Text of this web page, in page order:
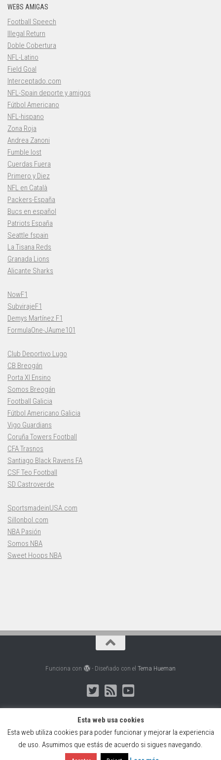
WEBS AMIGAS
Football Speech
Illegal Return
Doble Cobertura
NFL-Latino
Field Goal
Interceptado.com
NFL-Spain deporte y amigos
Fútbol Americano
NFL-hispano
Zona Roja
Andrea Zanoni
Fumble lost
Cuerdas Fuera
Primero y Diez
NFL en Català
Packers-España
Bucs en español
Patriots España
Seattle fspain
La Tisana Reds
Granada Lions
Alicante Sharks
NowF1
SubvirajeF1
Demys Martínez F1
FormulaOne-JAume101
Club Deportivo Lugo
CB Breogán
Porta XI Ensino
Somos Breogán
Football Galicia
Fútbol Americano Galicia
Vigo Guardians
Coruña Towers Football
CFA Trasnos
Santiago Black Ravens FA
CSF Teo Football
SD Castroverde
SportsmadeinUSA.com
Sillonbol.com
NBA Pasión
Somos NBA
Sweet Hoops NBA
Funciona con - Diseñado con el Tema Hueman
Web creada, alojada y mantenida por Café Dixital SL - 2026.
Visítanos enhttps://cafedixital.como ponte en contacto con
Esta web usa cookies
Esta web utiliza cookies para poder funcionar y mejorar la experiencia
de uso. Asumimos que estás de acuerdo si sigues navegando.